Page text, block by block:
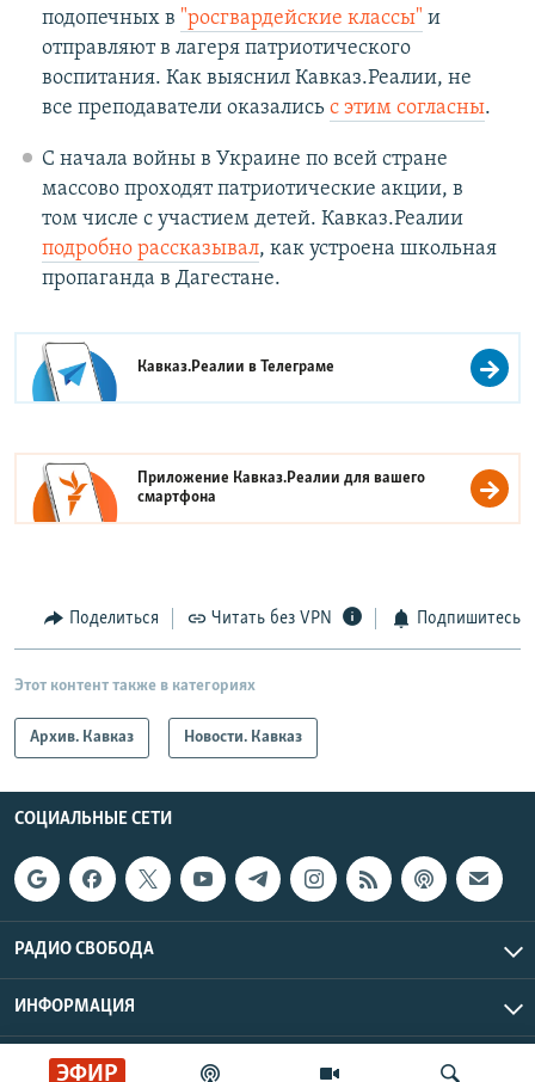
ЭФИР
подопечных в "росгвардейские классы" и
отправляют в лагеря патриотического
воспитания. Как выяснил Кавказ.Реалии, не
все преподаватели оказались с этим согласны.
С начала войны в Украине по всей стране
массово проходят патриотические акции, в
том числе с участием детей. Кавказ.Реалии
подробно рассказывал, как устроена школьная
пропаганда в Дагестане.
Кавказ.Реалии вТелеграме
Приложение Кавказ.Реалии для вашего
смартфона
Поделиться Читать без VPN Подпишитесь
Этот контент также в категориях
Архив. Кавказ Новости. Кавказ
СОЦИАЛЬНЫЕ СЕТИ
РАДИО СВОБОДА
ИНФОРМАЦИЯ
Радио Свобода © 2026 RFE/RL, Inc. | Все права защищены.